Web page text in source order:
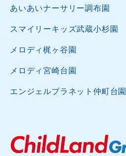
あいあいナーサリー調布園
スマイリーキッズ武蔵小杉園
メロディ梶ヶ谷園
メロディ宮崎台園
エンジェルプラネット仲町台園